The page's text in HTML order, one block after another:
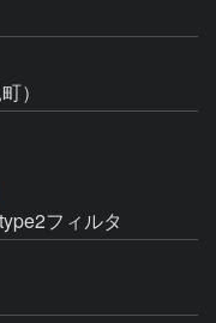
）
フィルタ